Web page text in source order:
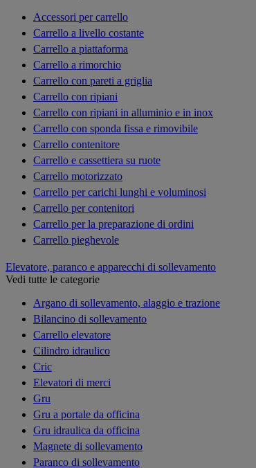
Accessori per carrello
Carrello a livello costante
Carrello a piattaforma
Carrello a rimorchio
Carrello con pareti a griglia
Carrello con ripiani
Carrello con ripiani in alluminio e in inox
Carrello con sponda fissa e rimovibile
Carrello contenitore
Carrello e cassettiera su ruote
Carrello motorizzato
Carrello per carichi lunghi e voluminosi
Carrello per contenitori
Carrello per la preparazione di ordini
Carrello pieghevole
Elevatore, paranco e apparecchi di sollevamento
Vedi tutte le categorie
Argano di sollevamento, alaggio e trazione
Bilancino di sollevamento
Carrello elevatore
Cilindro idraulico
Cric
Elevatori di merci
Gru
Gru a portale da officina
Gru idraulica da officina
Magnete di sollevamento
Paranco di sollevamento